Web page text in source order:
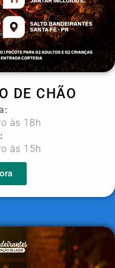
DE CHÃO
às 18h
às 15h